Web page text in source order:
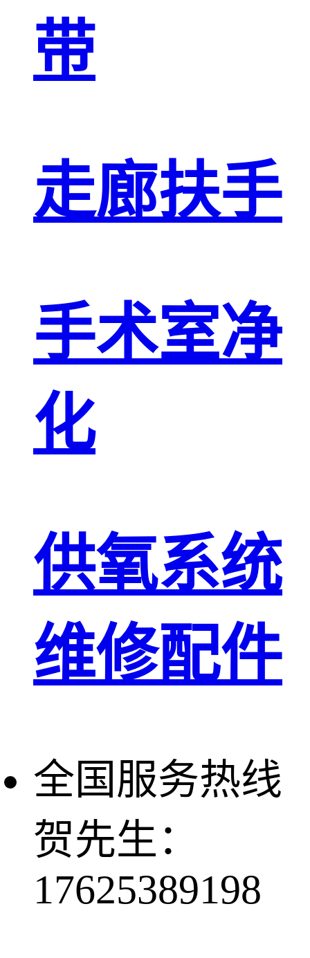
带
走廊扶手
手术室净
化
供氧系统
维修配件
全国服务热线
贺先生：
17625389198